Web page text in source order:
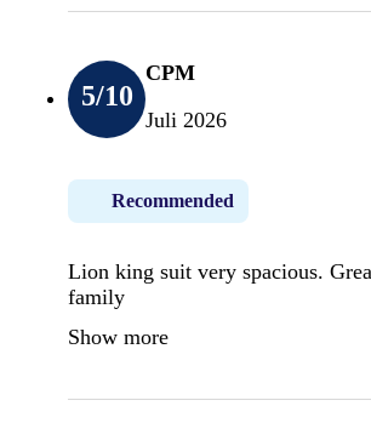
5/10
CPM
Juli 2026
Recommended
Lion king suit very spacious.
family
Show more